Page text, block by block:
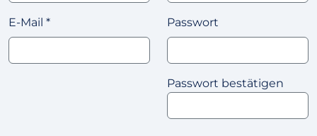
E-Mail * Passwort
Passwort bestätigen